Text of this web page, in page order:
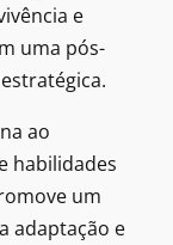
e
uma pós-
ao
habilidades
um
adaptação e